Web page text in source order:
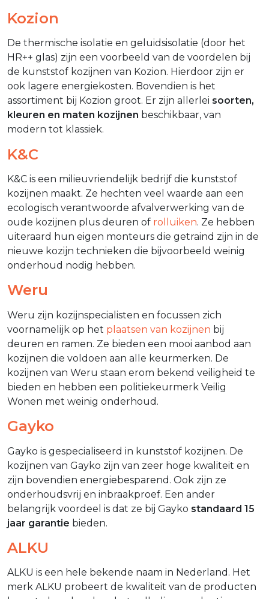
Kozion
De thermische isolatie en geluidsisolatie (door het
HR++ glas) zijn een voorbeeld van de voordelen bij
de kunststof kozijnen van Kozion. Hierdoor zijn er
ook lagere energiekosten. Bovendien is het
assortiment bij Kozion groot. Er zijn allerlei soorten,
kleuren en maten kozijnen beschikbaar, van
modern tot klassiek.
K&C
K&C is een milieuvriendelijk bedrijf die kunststof
kozijnen maakt. Ze hechten veel waarde aan een
ecologisch verantwoorde afvalverwerking van de
oude kozijnen plus deuren of rolluiken. Ze hebben
uiteraard hun eigen monteurs die getraind zijn in de
nieuwe kozijn technieken die bijvoorbeeld weinig
onderhoud nodig hebben.
Weru
Weru zijn kozijnspecialisten en focussen zich
voornamelijk op het plaatsen van kozijnen bij
deuren en ramen. Ze bieden een mooi aanbod aan
kozijnen die voldoen aan alle keurmerken. De
kozijnen van Weru staan erom bekend veiligheid te
bieden en hebben een politiekeurmerk Veilig
Wonen met weinig onderhoud.
Gayko
Gayko is gespecialiseerd in kunststof kozijnen. De
kozijnen van Gayko zijn van zeer hoge kwaliteit en
zijn bovendien energiebesparend. Ook zijn ze
onderhoudsvrij en inbraakproef. Een ander
belangrijk voordeel is dat ze bij Gayko standaard 15
jaar garantie bieden.
ALKU
ALKU is een hele bekende naam in Nederland. Het
merk ALKU probeert de kwaliteit van de producten